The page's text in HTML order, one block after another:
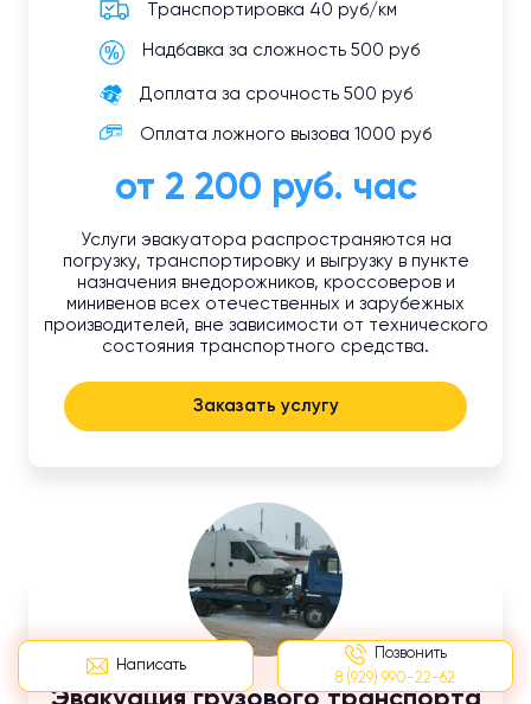
Написать
Позвонить
8 (929) 990-22-62
Транспортировка 40 руб/км
Надбавка за сложность 500 руб
Доплата за срочность 500 руб
Оплата ложного вызова 1000 руб
от 2 200 руб. час
Услуги эвакуатора распространяются на
погрузку, транспортировку и выгрузку в пункте
назначения внедорожников, кроссоверов и
минивенов всех отечественных и зарубежных
производителей, вне зависимости от технического
состояния транспортного средства.
Заказать услугу